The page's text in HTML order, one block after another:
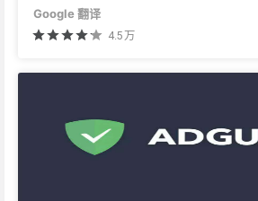
Google 翻译
4.5万